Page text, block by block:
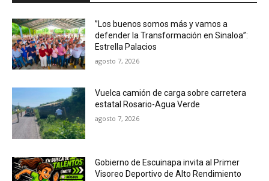
”Los buenos somos más y vamos a
defender la Transformación en Sinaloa”:
Estrella Palacios
agosto 7, 2026
Vuelca camión de carga sobre carretera
estatal Rosario-Agua Verde
agosto 7, 2026
Gobierno de Escuinapa invita al Primer
Visoreo Deportivo de Alto Rendimiento